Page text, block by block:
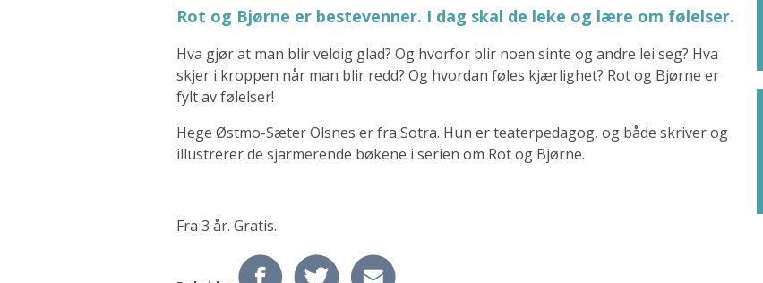
Rot og Bjørne er bestevenner. I dag skal de leke og lære om følelser.
Hva gjør at man blir veldig glad? Og hvorfor blir noen sinte og andre lei seg? Hva
skjer i kroppen når man blir redd? Og hvordan føles kjærlighet? Rot og Bjørne er
fylt av følelser!
Hege Østmo-Sæter Olsnes er fra Sotra. Hun er teaterpedagog, og både skriver og
illustrerer de sjarmerende bøkene i serien om Rot og Bjørne.
Fra 3 år. Gratis.